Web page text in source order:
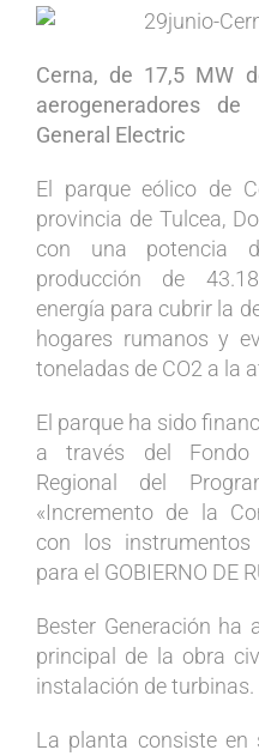
Cerna, de 17,5 MW
aerogeneradores
General Electric
El parque eólico de
provincia de Tulcea,
con una potencia
producción de
energía para cubrir la
hogares rumanos y
toneladas de CO2 a la
El parque ha sido
a través del Fondo
Regional del
«Incremento de la
con los
para el GOBIERNO DE
Bester Generación ha
principal de la obra
instalación de turbinas.
La planta consiste en